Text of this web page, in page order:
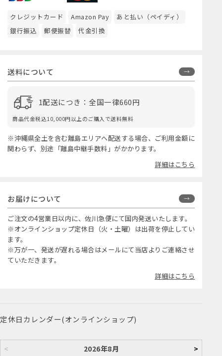
クレジットカード Amazon Pay
あと払い（ペイディ）
銀行振込
郵便振替 代金引換
送料について
1配送につき：全国一律660円
商品代金税込10,000円以上のご購入で送料無料
※沖縄県全土を含む離島エリアへ配送する場合、ご利用金額に
関わらず、別途「離島中継手数料」がかかります。
詳細はこちら
お届けについて
ご注文の4営業日以内に、佐川急便にて国内発送いたします。
※オンラインショップ定休日（火・土曜）は出荷を停止してい
ます。
※万が一、発送が遅れる場合はメールにて当店よりご連絡させ
ていただきます。
詳細はこちら
定休日カレンダー(オンラインショップ)
< 2026年8月 >